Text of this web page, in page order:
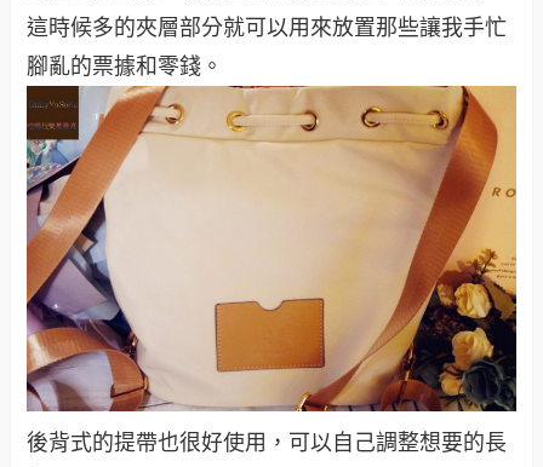
這時候多的夾層部分就可以用來放置那些讓我手忙
腳亂的票據和零錢。
後背式的提帶也很好使用，可以自己調整想要的長